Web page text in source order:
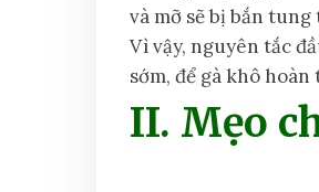
và mỡ sẽ bị bắn tung
Vì vậy, nguyên tắc
sớm, để gà khô
II. Mẹo